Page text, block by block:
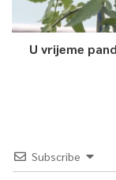
U vrijeme
Subscribe